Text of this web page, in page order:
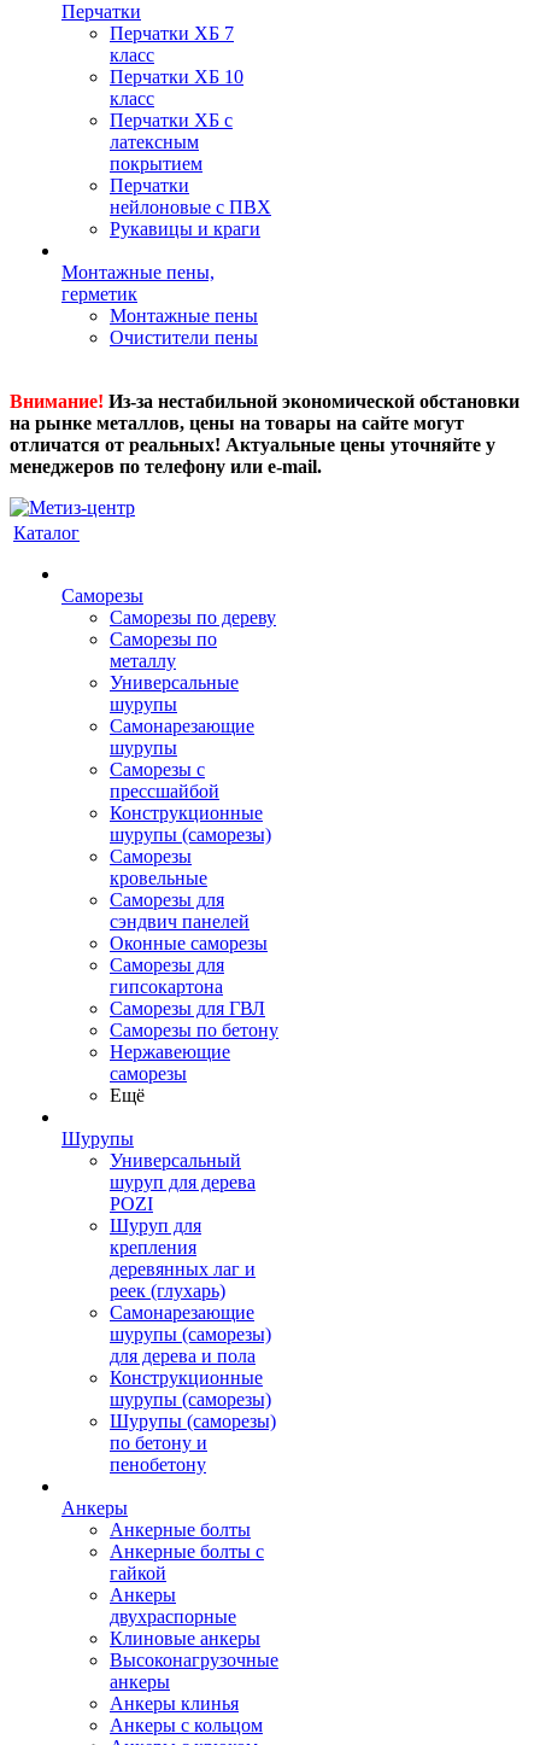
Перчатки
Перчатки ХБ 7
класс
Перчатки ХБ 10
класс
Перчатки ХБ с
латексным
покрытием
Перчатки
нейлоновые с ПВХ
Рукавицы и краги
Монтажные пены,
герметик
Монтажные пены
Очистители пены
Внимание! Из-за нестабильной экономической обстановки
на рынке металлов, цены на товары на сайте могут
отличатся от реальных! Актуальные цены уточняйте у
менеджеров по телефону или e-mail.
Каталог
Саморезы
Саморезы по дереву
Саморезы по
металлу
Универсальные
шурупы
Самонарезающие
шурупы
Саморезы с
прессшайбой
Конструкционные
шурупы (саморезы)
Саморезы
кровельные
Саморезы для
сэндвич панелей
Оконные саморезы
Саморезы для
гипсокартона
Саморезы для ГВЛ
Саморезы по бетону
Нержавеющие
саморезы
Ещё
Шурупы
Универсальный
шуруп для дерева
POZI
Шуруп для
крепления
деревянных лаг и
реек (глухарь)
Самонарезающие
шурупы (саморезы)
для дерева и пола
Конструкционные
шурупы (саморезы)
Шурупы (саморезы)
по бетону и
пенобетону
Анкеры
Анкерные болты
Анкерные болты с
гайкой
Анкеры
двухраспорные
Клиновые анкеры
Высоконагрузочные
анкеры
Анкеры клинья
Анкеры с кольцом